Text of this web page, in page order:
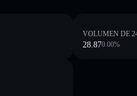
VOLUMEN DE
28.870.00%